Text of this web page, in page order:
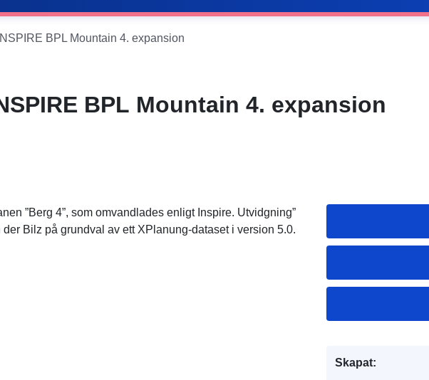
BPL Mountain 4. expansion
BPL Mountain 4. expansion
”Berg 4”, som omvandlades enligt Inspire. Utvidgning”
Bilz på grundval av ett XPlanung-dataset i version 5.0.
Skapat: